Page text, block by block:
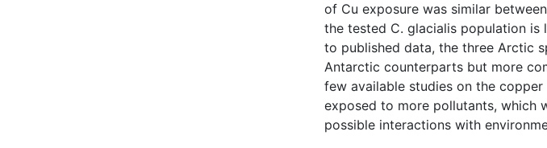
of Cu exposure was similar
the tested C. glacialis population is
to published data, the three Arctic
Antarctic counterparts but more
few available studies on the
exposed to more pollutants, which
possible interactions with